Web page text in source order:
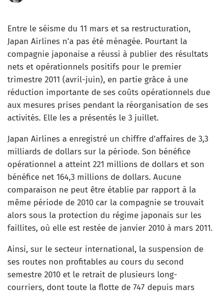
Entre le séisme du 11 mars et sa restructuration,
Japan Airlines n’a pas été ménagée. Pourtant la
compagnie japonaise a réussi à publier des résultats
nets et opérationnels positifs pour le premier
trimestre 2011 (avril-juin), en partie grâce à une
réduction importante de ses coûts opérationnels due
aux mesures prises pendant la réorganisation de ses
activités. Elle les a présentés le 3 juillet.
Japan Airlines a enregistré un chiffre d’affaires de 3,3
milliards de dollars sur la période. Son bénéfice
opérationnel a atteint 221 millions de dollars et son
bénéfice net 164,3 millions de dollars. Aucune
comparaison ne peut être établie par rapport à la
même période de 2010 car la compagnie se trouvait
alors sous la protection du régime japonais sur les
faillites, où elle est restée de janvier 2010 à mars 2011.
Ainsi, sur le secteur international, la suspension de
ses routes non profitables au cours du second
semestre 2010 et le retrait de plusieurs long-
courriers, dont toute la flotte de 747 depuis mars